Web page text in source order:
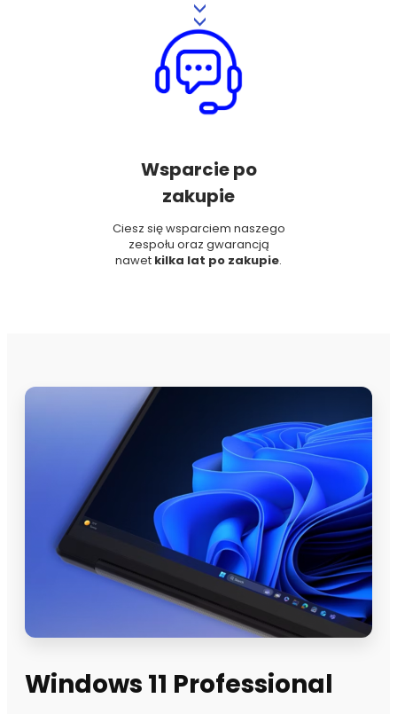
>>
Wsparcie po
zakupie
Ciesz się wsparciem naszego
zespołu oraz gwarancją
nawet kilka lat po zakupie.
Windows 11 Professional